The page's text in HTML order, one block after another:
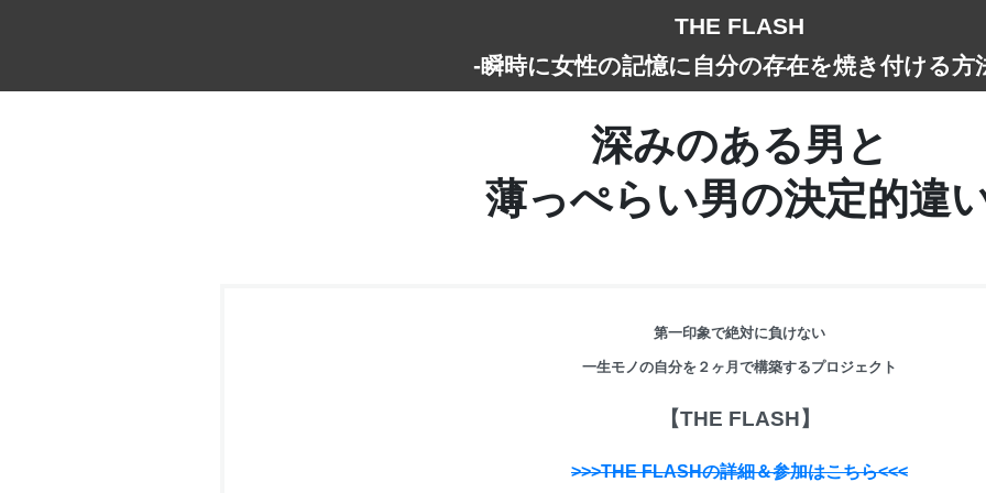
THE FLASH
-瞬時に女性の記憶に自分の存在を焼き付ける方
深みのある男と
薄っぺらい男の決定的違
第一印象で絶対に負けない
一生モノの自分を２ヶ月で構築するプロジェクト
【THE FLASH】
>>>THE FLASHの詳細＆参加はこちら<<<